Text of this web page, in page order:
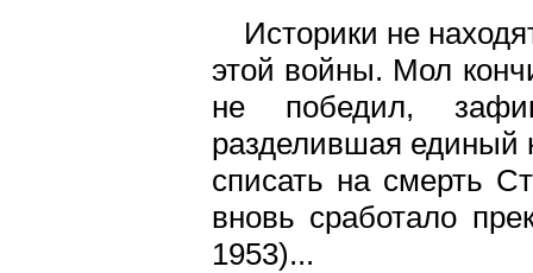
Историки не
этой войны. Мол
не победил,
разделившая единый
списать на смерть
вновь сработало
1953)...